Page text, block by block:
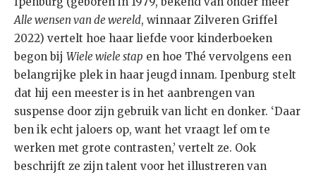
Alle wensen van de wereld, winnaar Zilveren Griffel
2022) vertelt hoe haar liefde voor kinderboeken
begon bij Wiele wiele stap en hoe Thé vervolgens een
belangrijke plek in haar jeugd innam. Ipenburg stelt
dat hij een meester is in het aanbrengen van
suspense door zijn gebruik van licht en donker. ‘Daar
ben ik echt jaloers op, want het vraagt lef om te
werken met grote contrasten,’ vertelt ze. Ook
beschrijft ze zijn talent voor het illustreren van